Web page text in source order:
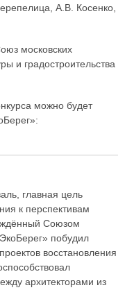
А.В. Косенко,
московских
и градостроительства
можно будет
главная цель
к перспективам
Союзом
побудил
восстановления
архитекторами из